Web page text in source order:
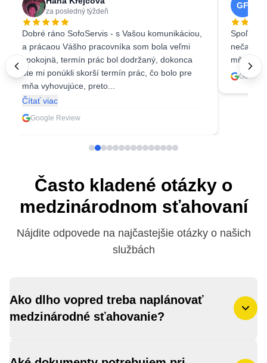
za posledný týždeň
Dobré ráno SofoServis - s Vašou komunikáciou,
a prácaou Vášho pracovníka som bola veľmi
spokojnä, termín prác bol dodržaný, dokonca
ste mi ponúkli skorší termín prác, čo bolo pre
mňa vyhovujúce, preto...
Čítať viac
Google Review
GF
mňa
Google
Často kladené otázky o
medzinárodnom sťahovaní
Nájdite odpovede na najčastejšie otázky o našich
službách
Ako dlho vopred treba naplánovať
medzinárodné sťahovanie?